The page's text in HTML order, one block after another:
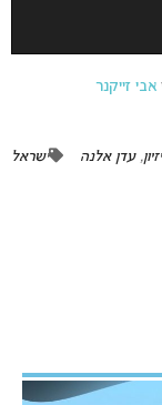
אבי זייקנר
,עדן אלנה ישראל